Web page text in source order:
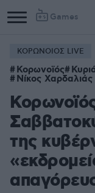
Games
ΚΟΡΩΝΟΙΟΣ LIVE
Κορωνοϊός
Νίκος Χαρδαλιάς
της